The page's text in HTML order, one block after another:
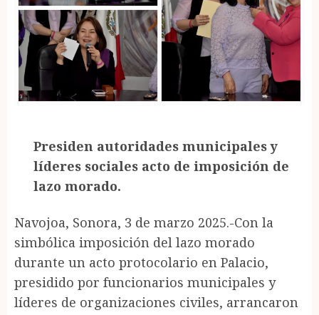
Presiden autoridades municipales y
líderes sociales acto de imposición de
lazo morado.
Navojoa, Sonora, 3 de marzo 2025.-Con la
simbólica imposición del lazo morado
durante un acto protocolario en Palacio,
presidido por funcionarios municipales y
líderes de organizaciones civiles, arrancaron